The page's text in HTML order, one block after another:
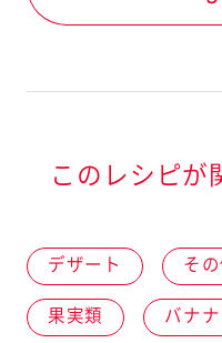
このレシピが
デザート そ
果実類 バナナ